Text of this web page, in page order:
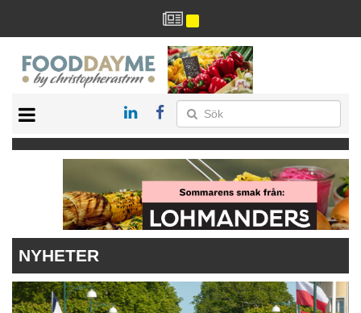
DRYCK
RECEPT
RESTAURANG
NYHETER